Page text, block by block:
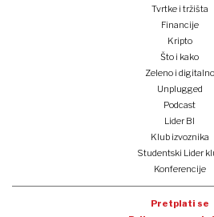
Tvrtke i tržišta
Financije
Kripto
Što i kako
Zeleno i digitalno
Unplugged
Podcast
Lider BI
Klub izvoznika
Studentski Lider
Konferencije
Pretplati se